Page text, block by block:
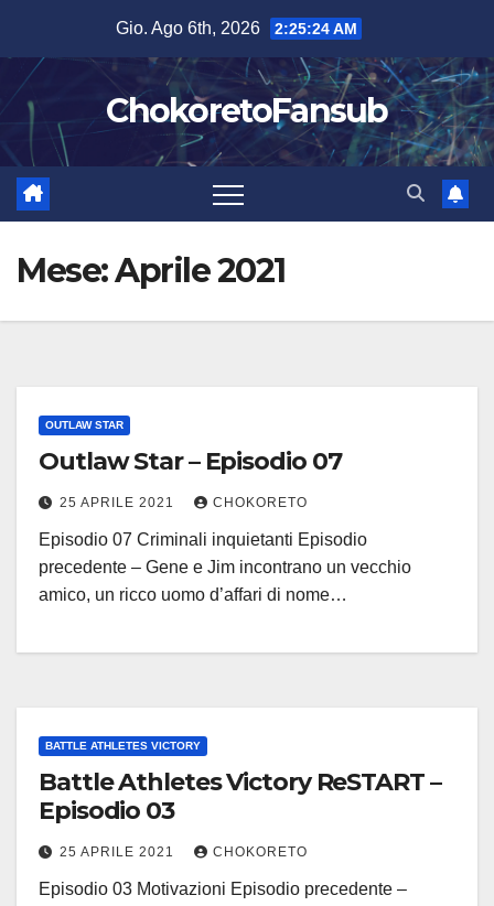
contenuto
Gio. Ago 6th, 2026 2:25:25 AM
ChokoretoFansub
Mese:Aprile 2021
OUTLAW STAR
Outlaw Star – Episodio 07
25 APRILE 2021 CHOKORETO
Episodio 07 Criminali inquietanti Episodio
precedente – Gene e Jim incontrano un vecchio
amico, un ricco uomo d’affari di nome…
BATTLE ATHLETES VICTORY
Battle Athletes Victory ReSTART –
Episodio 03
25 APRILE 2021 CHOKORETO
Episodio 03 Motivazioni Episodio precedente –